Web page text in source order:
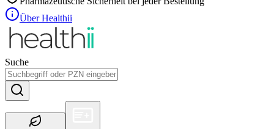
Über Healthii
Suche